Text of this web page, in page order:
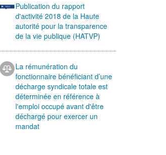
Publication du rapport
d'activité 2018 de la Haute
autorité pour la transparence
de la vie publique (HATVP)
La rémunération du
fonctionnaire bénéficiant d’une
décharge syndicale totale est
déterminée en référence à
l'emploi occupé avant d'être
déchargé pour exercer un
mandat